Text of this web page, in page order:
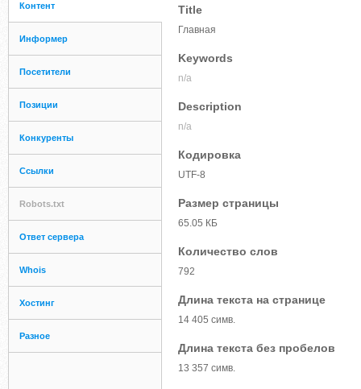
Контент
Информер
Посетители
Позиции
Конкуренты
Ссылки
Robots.txt
Ответ сервера
Whois
Хостинг
Разное
Title
Главная
Keywords
n/a
Description
n/a
Кодировка
UTF-8
Размер страницы
65.05 КБ
Количество слов
792
Длина текста на странице
14 405 симв.
Длина текста без пробелов
13 357 симв.